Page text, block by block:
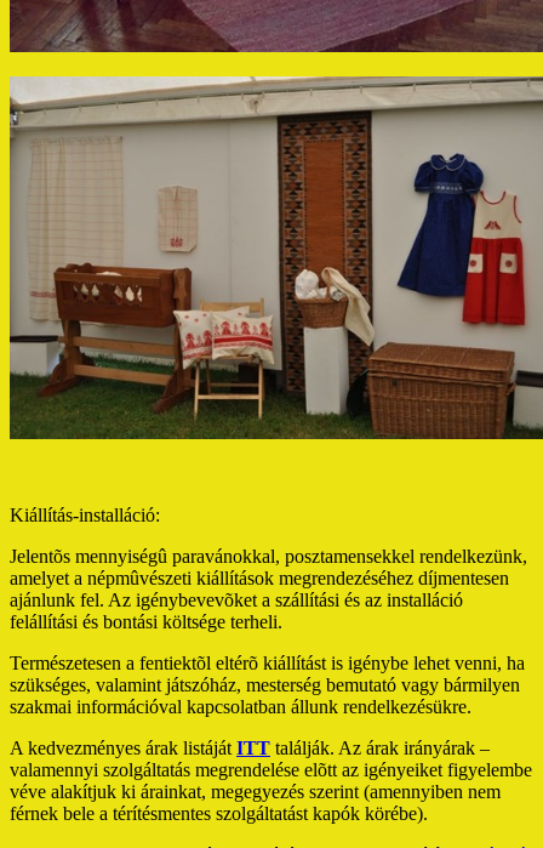
Kiállítás-installáció:
Jelentõs mennyiségû paravánokkal, posztamensekkel rendelkezünk,
amelyet a népmûvészeti kiállítások megrendezéséhez díjmentesen
ajánlunk fel. Az igénybevevõket a szállítási és az installáció
felállítási és bontási költsége terheli.
Természetesen a fentiektõl eltérõ kiállítást is igénybe lehet venni, ha
szükséges, valamint játszóház, mesterség bemutató vagy bármilyen
szakmai információval kapcsolatban állunk rendelkezésükre.
A kedvezményes árak listáját ITT találják. Az árak irányárak –
valamennyi szolgáltatás megrendelése elõtt az igényeiket figyelembe
véve alakítjuk ki árainkat, megegyezés szerint (amennyiben nem
férnek bele a térítésmentes szolgáltatást kapók körébe).